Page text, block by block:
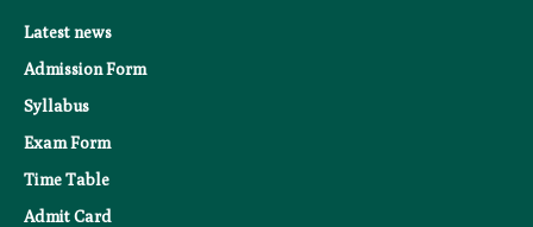
Latest news
Admission Form
Syllabus
Exam Form
Time Table
Admit Card